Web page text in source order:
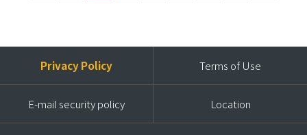
Privacy Policy Terms of Use
E-mail security policy Location